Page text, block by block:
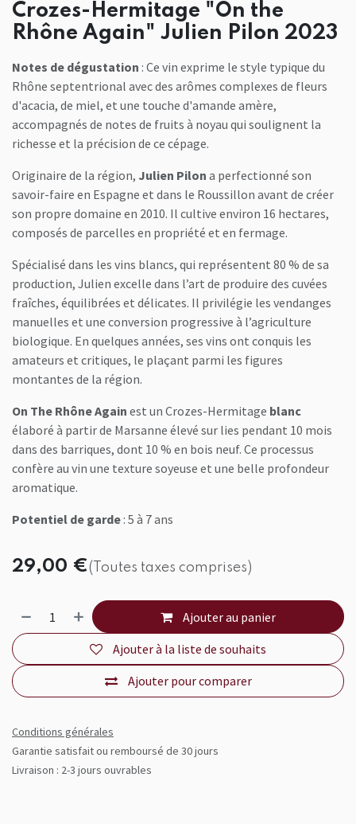
Crozes-Hermitage "On the
Rhône Again" Julien Pilon 2023
Notes de dégustation : Ce vin exprime le style typique du
Rhône septentrional avec des arômes complexes de fleurs
d'acacia, de miel, et une touche d'amande amère,
accompagnés de notes de fruits à noyau qui soulignent la
richesse et la précision de ce cépage.
Originaire de la région, Julien Pilon a perfectionné son
savoir-faire en Espagne et dans le Roussillon avant de créer
son propre domaine en 2010. Il cultive environ 16 hectares,
composés de parcelles en propriété et en fermage.
Spécialisé dans les vins blancs, qui représentent 80 % de sa
production, Julien excelle dans l’art de produire des cuvées
fraîches, équilibrées et délicates. Il privilégie les vendanges
manuelles et une conversion progressive à l’agriculture
biologique. En quelques années, ses vins ont conquis les
amateurs et critiques, le plaçant parmi les figures
montantes de la région.
On The Rhône Again est un Crozes-Hermitage blanc
élaboré à partir de Marsanne élevé sur lies pendant 10 mois
dans des barriques, dont 10 % en bois neuf. Ce processus
confère au vin une texture soyeuse et une belle profondeur
aromatique.
Potentiel de garde : 5 à 7 ans
29,00 €(Toutes taxes comprises)
Ajouter au panier
Ajouter pour comparer
Ajouter à la liste de souhaits
Conditions générales
Garantie satisfait ou remboursé de 30 jours
Livraison : 2-3 jours ouvrables